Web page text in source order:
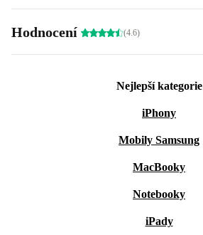
Hodnocení (4.6)
Nejlepší kategorie
iPhony
Mobily Samsung
MacBooky
Notebooky
iPady